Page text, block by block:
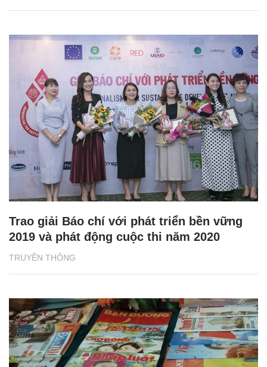
TRUYỀN THÔNG
Trao giải Báo chí với phát triển bền vững
2019 và phát động cuộc thi năm 2020